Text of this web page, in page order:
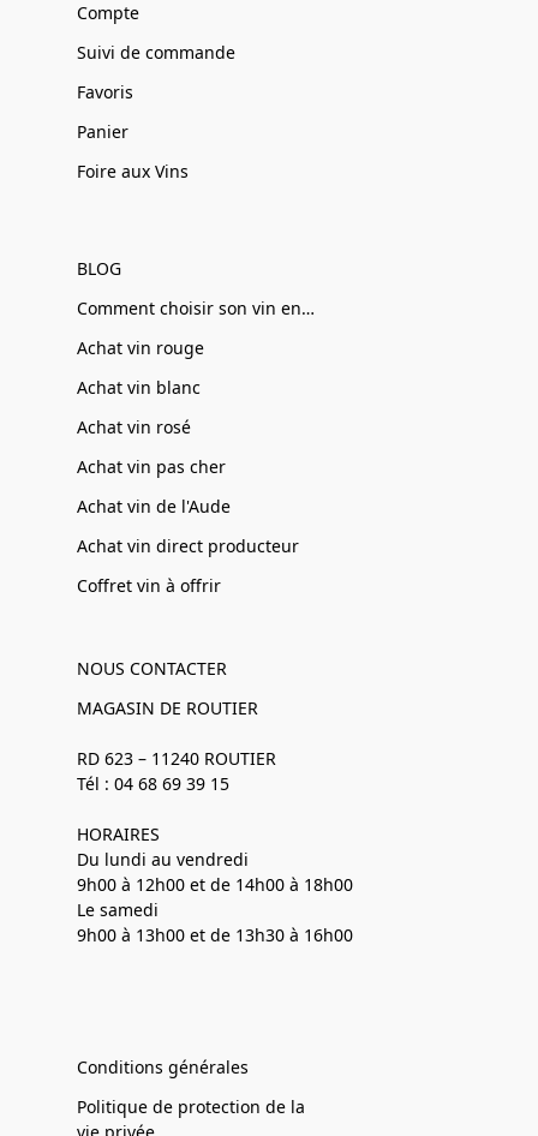
Compte
Suivi de commande
Favoris
Panier
Foire aux Vins
BLOG
Comment choisir son vin en ligne
Achat vin rouge
Achat vin blanc
Achat vin rosé
Achat vin pas cher
Achat vin de l'Aude
Achat vin direct producteur
Coffret vin à offrir
NOUS CONTACTER
MAGASIN DE ROUTIER
RD 623 – 11240 ROUTIER
Tél : 04 68 69 39 15
HORAIRES
Du lundi au vendredi
9h00 à 12h00 et de 14h00 à 18h00
Le samedi
9h00 à 13h00 et de 13h30 à 16h00
Conditions générales
Politique de protection de la